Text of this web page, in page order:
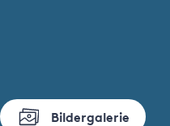
Bildergalerie